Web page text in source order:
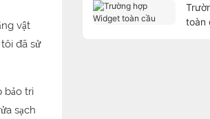
vật
đã sử
bảo trì
sạch
toàn